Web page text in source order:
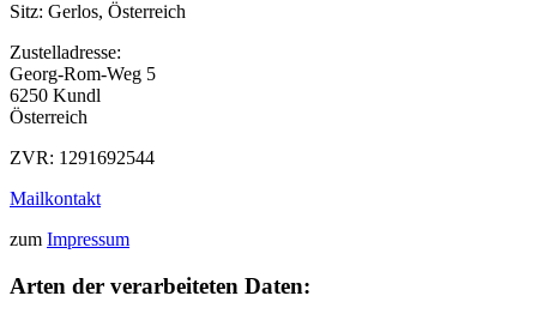
Sitz: Gerlos, Österreich
Zustelladresse:
Georg-Rom-Weg 5
6250 Kundl
Österreich
ZVR: 1291692544
Mailkontakt
zum Impressum
Arten der verarbeiteten Daten: